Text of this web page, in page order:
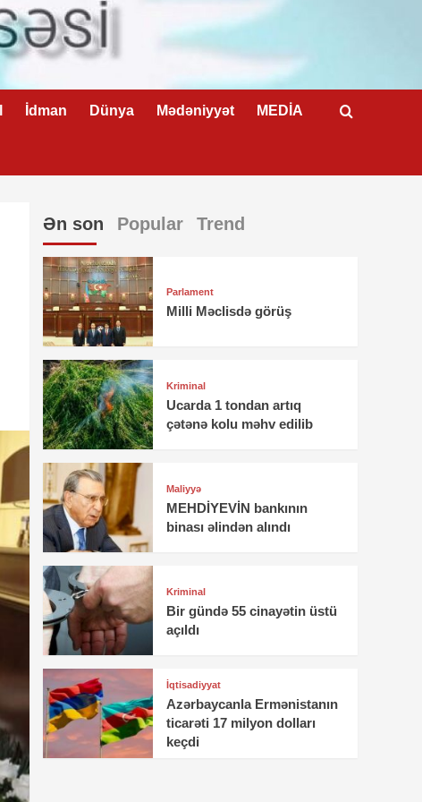
İdman Dünya Mədəniyyət MEDİA
Ən son Popular Trend
Parlament
Milli Məclisdə görüş
Kriminal
Ucarda 1 tondan artıq
çətənə kolu məhv edilib
Maliyyə
MEHDİYEVİN bankının
binası əlindən alındı
Kriminal
Bir gündə 55 cinayətin üstü
açıldı
İqtisadiyyat
Azərbaycanla Ermənistanın
ticarəti 17 milyon dolları
keçdi